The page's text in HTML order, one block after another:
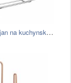
Nástenný stojan na kuchynské utierky…